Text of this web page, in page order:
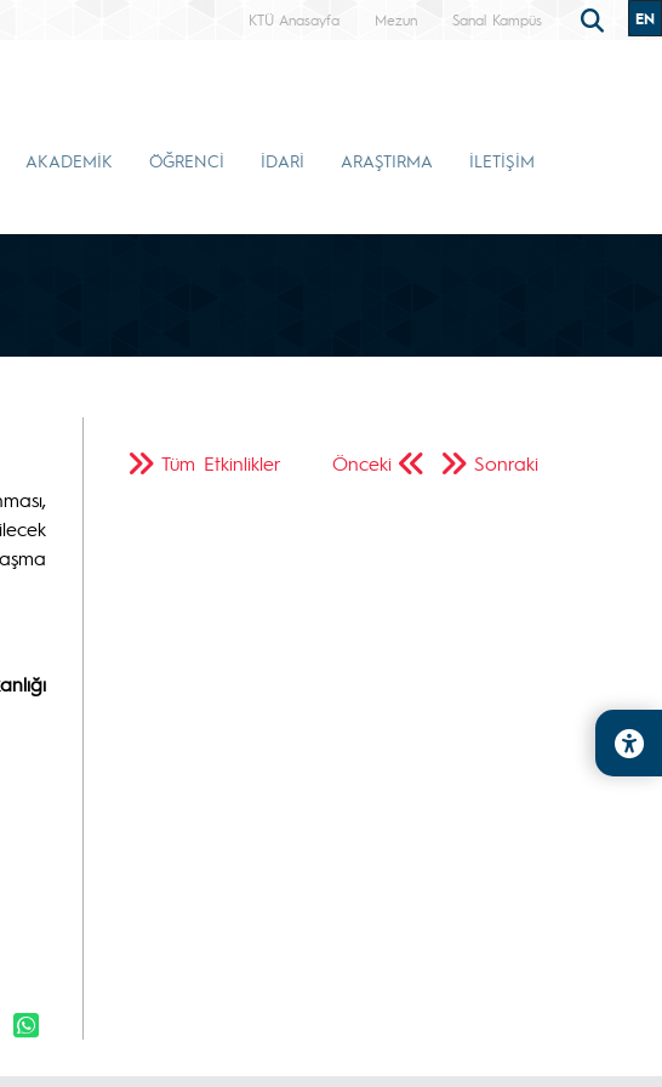
KTÜ Anasayfa Mezun Sanal Kampüs EN
AKADEMİK ÖĞRENCİ İDARİ ARAŞTIRMA İLETİŞİM
Önceki Sonraki
Tüm Etkinlikler